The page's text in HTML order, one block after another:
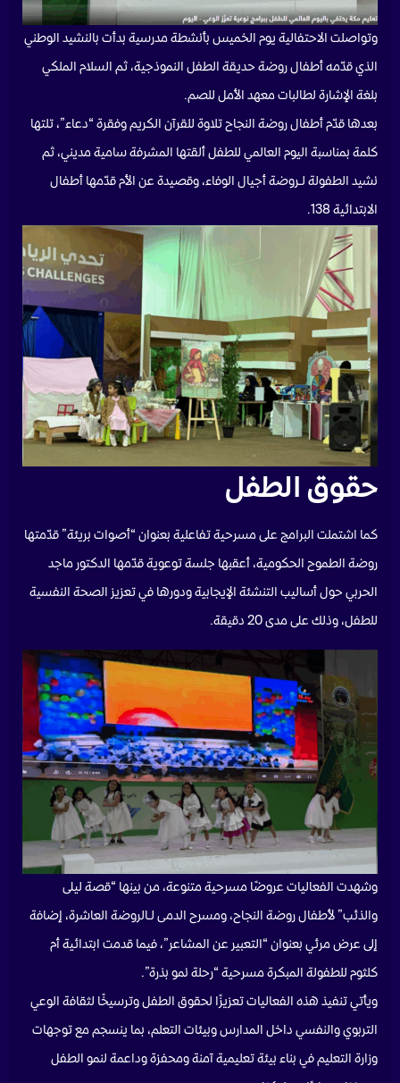
وتواصلت الاحتفالية يوم الخميس بأنشطة مدرسية بدأت بالنشيد الوطني
الذي قدّمه أطفال روضة حديقة الطفل النموذجية، ثم السلام الملكي
بلغة الإشارة لطالبات معهد الأمل للصم.
بعدها قدّم أطفال روضة النجاح تلاوة للقرآن الكريم وفقرة “دعاء”، تلتها
كلمة بمناسبة اليوم العالمي للطفل ألقتها المشرفة سامية مديني، ثم
نشيد الطفولة لـروضة أجيال الوفاء، وقصيدة عن الأم قدّمها أطفال
الابتدائية 138.
حقوق الطفل
كما اشتملت البرامج على مسرحية تفاعلية بعنوان “أصوات بريئة” قدّمتها
روضة الطموح الحكومية، أعقبها جلسة توعوية قدّمها الدكتور ماجد
الحربي حول أساليب التنشئة الإيجابية ودورها في تعزيز الصحة النفسية
للطفل، وذلك على مدى 20 دقيقة.
وشهدت الفعاليات عروضًا مسرحية متنوعة، من بينها “قصة ليلى
والذئب” لأطفال روضة النجاح، ومسرح الدمى لـالروضة العاشرة، إضافة
إلى عرض مرئي بعنوان “التعبير عن المشاعر”، فيما قدمت ابتدائية أم
كلثوم للطفولة المبكرة مسرحية “رحلة نمو بذرة”.
ويأتي تنفيذ هذه الفعاليات تعزيزًا لحقوق الطفل وترسيخًا لثقافة الوعي
التربوي والنفسي داخل المدارس وبيئات التعلم، بما ينسجم مع توجهات
وزارة التعليم في بناء بيئة تعليمية آمنة ومحفزة وداعمة لنمو الطفل